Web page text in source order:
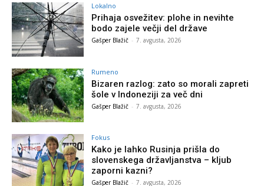
Lokalno
Prihaja osvežitev: plohe in nevihte
bodo zajele večji del države
Gašper Blažič - 7. avgusta, 2026
Rumeno
Bizaren razlog: zato so morali zapreti
šole v Indoneziji za več dni
Gašper Blažič - 7. avgusta, 2026
Fokus
Kako je lahko Rusinja prišla do
slovenskega državljanstva – kljub
zaporni kazni?
Gašper Blažič - 7. avgusta, 2026